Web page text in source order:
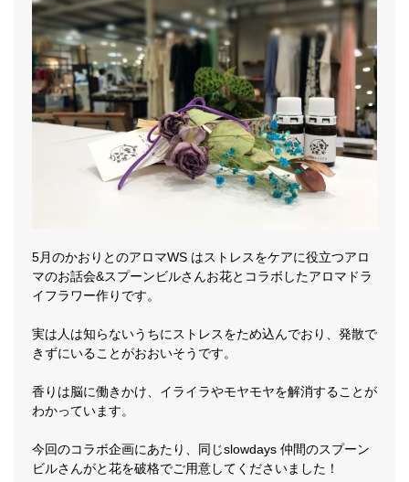
5月のかおりとのアロマWS はストレスをケアに役立つアロ
マのお話会&スプーンビルさんお花とコラボしたアロマドラ
イフラワー作りです。
実は人は知らないうちにストレスをため込んでおり、発散で
きずにいることがおおいそうです。
香りは脳に働きかけ、イライラやモヤモヤを解消することが
わかっています。
今回のコラボ企画にあたり、同じslowdays 仲間のスプーン
ビルさんがと花を破格でご用意してくださいました！